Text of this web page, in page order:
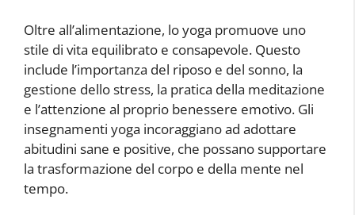
Oltre all’alimentazione, lo yoga promuove uno
stile di vita equilibrato e consapevole. Questo
include l’importanza del riposo e del sonno, la
gestione dello stress, la pratica della meditazione
e l’attenzione al proprio benessere emotivo. Gli
insegnamenti yoga incoraggiano ad adottare
abitudini sane e positive, che possano supportare
la trasformazione del corpo e della mente nel
tempo.